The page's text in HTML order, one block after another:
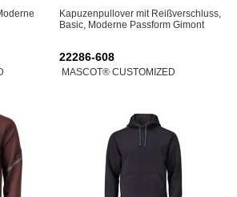
Kapuzenpullover mit Reißverschluss,
Basic, Moderne Passform Gimont
22286-608
MASCOT® CUSTOMIZED